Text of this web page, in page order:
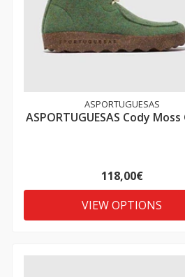
ASPORTUGUESAS
ASPORTUGUESAS Cody
118,00€
VIEW OPTIONS